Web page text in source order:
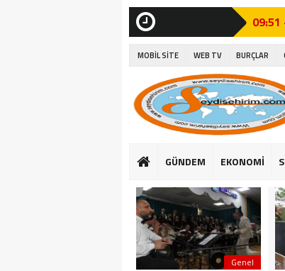
09:51
15:06
15:27 -
14:26
10:37 -
15:16
16:25
14:23
MOBİL SİTE WEB TV BURÇLAR
GÜNDEM EKONOMİ
Genel